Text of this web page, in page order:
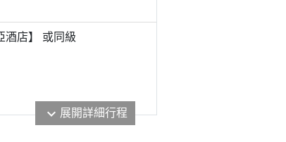
酒店】 或同級
expand_more 展開詳細行程